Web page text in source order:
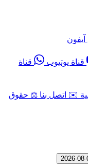
قناة يوتيوب
قناة
✉️ اتصل بنا ⚖️ حقوق